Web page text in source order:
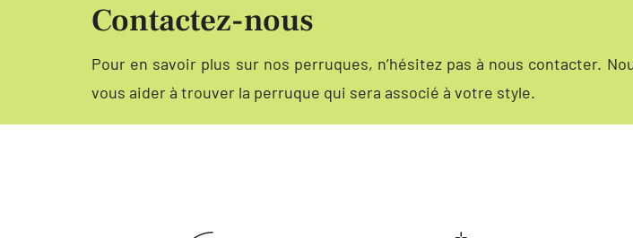
Contactez-nous
Pour en savoir plus sur nos perruques, n’hésitez pas à nous contacter.
vous aider à trouver la perruque qui sera associé à votre style.